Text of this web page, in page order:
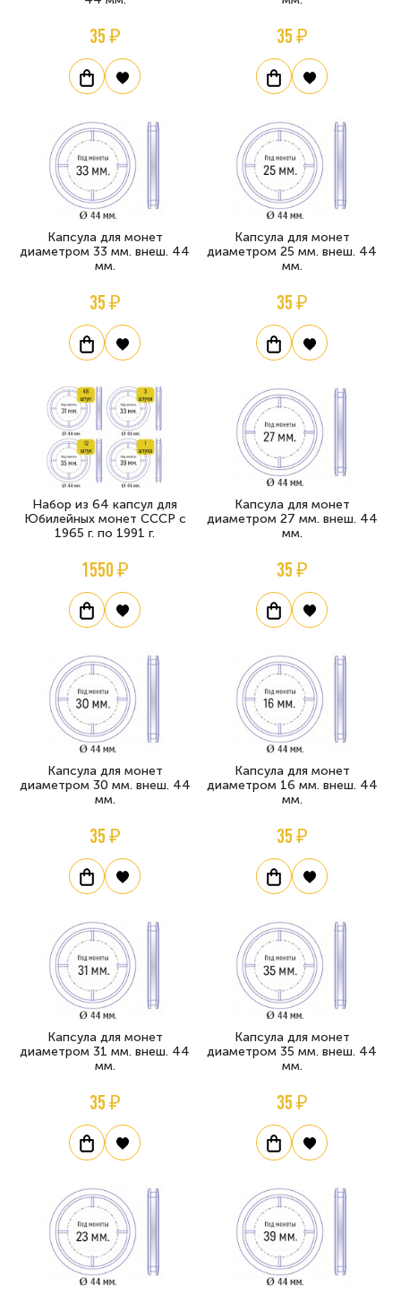
35 ₽ 35 ₽
Капсула для монет
диаметром 33 мм. внеш. 44
мм.
35 ₽
Капсула для монет
диаметром 25 мм. внеш. 44
мм.
35 ₽
Набор из 64 капсул для
Юбилейных монет СССР с
1965 г. по 1991 г.
1550 ₽
Капсула для монет
диаметром 27 мм. внеш. 44
мм.
35 ₽
Капсула для монет
диаметром 30 мм. внеш. 44
мм.
35 ₽
Капсула для монет
диаметром 16 мм. внеш. 44
мм.
35 ₽
Капсула для монет
диаметром 31 мм. внеш. 44
мм.
35 ₽
Капсула для монет
диаметром 35 мм. внеш. 44
мм.
35 ₽